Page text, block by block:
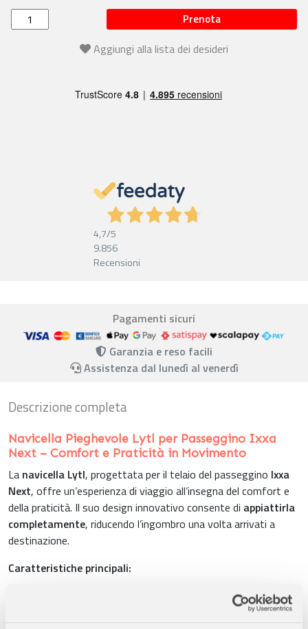
Prenota
Aggiungi alla lista dei desideri
4,7/5
9.856
Recensioni
Pagamenti sicuri
Garanzia e reso facili
Assistenza dal lunedì al venerdì
Descrizione completa
Navicella Pieghevole Lytl per Passeggino Ixxa
Next – Comfort e Praticità in Movimento
La navicella Lytl, progettata per il telaio del passeggino Ixxa
Next, offre un’esperienza di viaggio all’insegna del comfort e
della praticità. Il suo design innovativo consente di appiattirla
completamente, riducendo l’ingombro una volta arrivati a
destinazione.
Caratteristiche principali:
– Offre un ambiente accogliente e sicuro
per il tuo bambino, con materiali di alta qualità e dettagli curati.